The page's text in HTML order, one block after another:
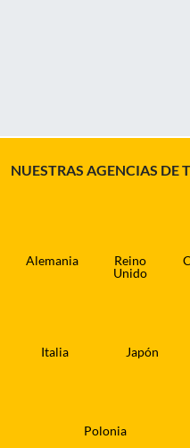
NUESTRAS AGENCIAS DE
Alemania
Reino
Unido
Italia Japón
Polonia